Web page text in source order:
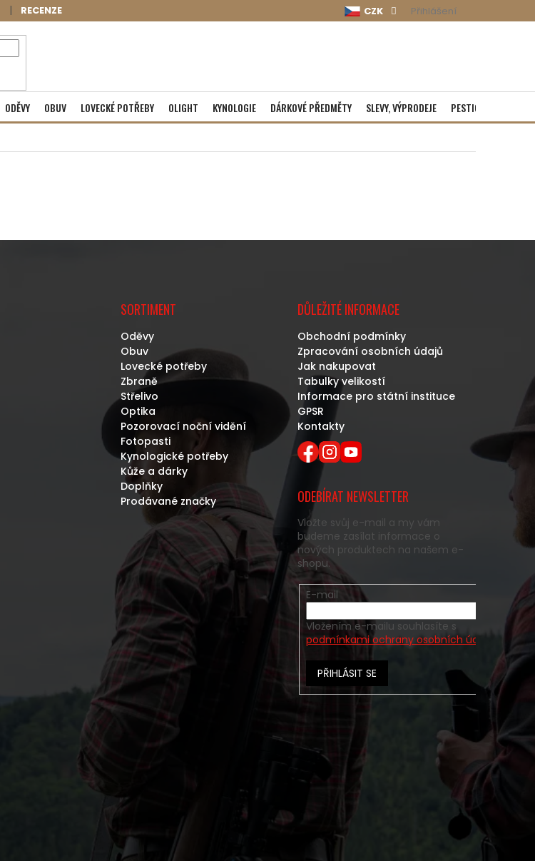
RECENZE CZK Přihlášení
NÁKUPNÍ
KOŠÍK
Prázdný košík
ODĚVY OBUV LOVECKÉ POTŘEBY OLIGHT KYNOLOGIE DÁRKOVÉ PŘEDMĚTY SLEVY, VÝPRODEJE PESTICIDY
SORTIMENT
Oděvy
Obuv
Lovecké potřeby
Zbraně
Střelivo
Optika
Pozorovací noční vidění
Fotopasti
Kynologické potřeby
Kůže a dárky
Doplňky
Prodávané značky
DŮLEŽITÉ INFORMACE
Obchodní podmínky
Zpracování osobních údajů
Jak nakupovat
Tabulky velikostí
Informace pro státní instituce
GPSR
Kontakty
ODEBÍRAT NEWSLETTER
Vložte svůj e-mail a my vám
budeme zasílat informace o
nových produktech na našem e-
shopu.
E-mail
Vložením e-mailu souhlasíte s
podmínkami ochrany osobních údajů
PŘIHLÁSIT SE